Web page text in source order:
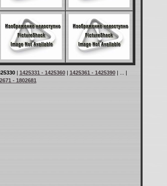
| 1425331 - 1425360| 1425361 - 1425390| ... |
- 1802681